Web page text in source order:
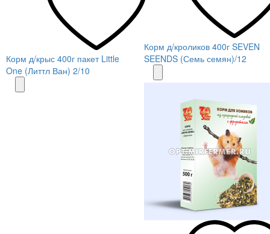
Корм д/крыс 400г пакет Little
One (Литтл Ван) 2/10
Корм д/кроликов 400г SEVEN
SEENDS (Семь семян)/12